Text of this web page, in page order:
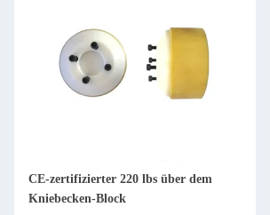
CE-zertifizierter 220 lbs über dem
Kniebecken-Block